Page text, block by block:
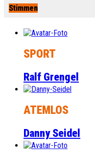
Stimmen
SPORT
Ralf Grengel
ATEMLOS
Danny Seidel